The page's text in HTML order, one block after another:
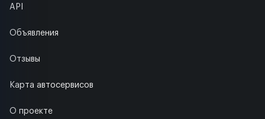
API
Объявления
Отзывы
Карта автосервисов
О проекте